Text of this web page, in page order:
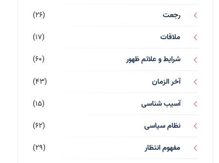
رجعت
(26)
ملاقات
(17)
شرایط و علائم ظهور
(60)
آخر الزمان
(43)
آسیب شناسی
(15)
نظام سیاسی
(62)
مفهوم انتظار
(29)